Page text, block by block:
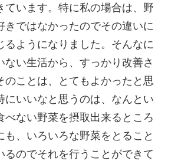
ています。特に私の場合は、野
きではなかったのでその違いに
るようになりました。そんなに
ない生活から、すっかり改善さ
のことは、とてもよかったと思
にいいなと思うのは、なんとい
べない野菜を摂取出来るところ
も、いろいろな野菜をとること
るのでそれを行うことができて